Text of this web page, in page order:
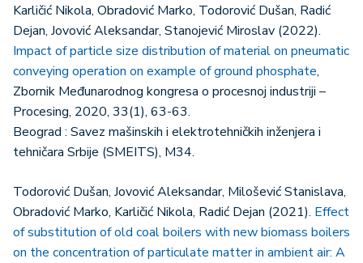
Karličić Nikola, Obradović Marko, Todorović Dušan, Radić
Dejan, Jovović Aleksandar, Stanojević Miroslav (2022).
Impact of particle size distribution of material on pneumatic
conveying operation on example of ground phosphate,
Zbornik Međunarodnog kongresa o procesnoj industriji –
Procesing, 2020, 33(1), 63-63.
Beograd : Savez mašinskih i elektrotehničkih inženjera i
tehničara Srbije (SMEITS), M34.
Todorović Dušan, Jovović Aleksandar, Milošević Stanislava,
Obradović Marko, Karličić Nikola, Radić Dejan (2021). Effect
of substitution of old coal boilers with new biomass boilers
on the concentration of particulate matter in ambient air: A